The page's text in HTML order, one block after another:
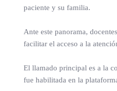
paciente y su familia.
Ante este panorama,
facilitar el acceso a la
El llamado principal es a la
fue habilitada en la